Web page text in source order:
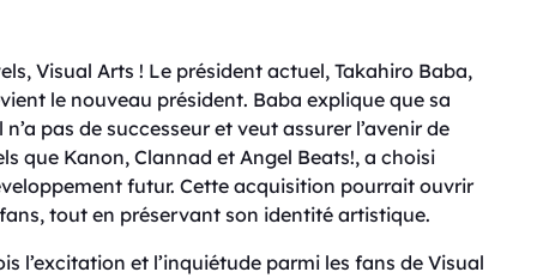
Visual Arts ! Le président actuel, Takahiro Baba,
le nouveau président. Baba explique que sa
pas de successeur et veut assurer l’avenir de
que Kanon, Clannad et Angel Beats!, a choisi
futur. Cette acquisition pourrait ouvrir
tout en préservant son identité artistique.
l’excitation et l’inquiétude parmi les fans de Visual